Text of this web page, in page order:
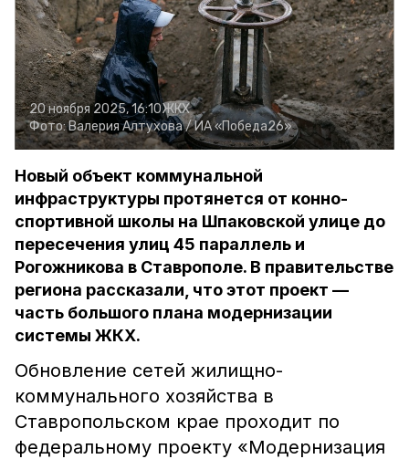
20 ноября 2025, 16:10ЖКХ
Фото:Валерия Алтухова /ИА «Победа26»
Новый объект коммунальной
инфраструктуры протянется от конно-
спортивной школы на Шпаковской улице до
пересечения улиц 45 параллель и
Рогожникова в Ставрополе. В правительстве
региона рассказали, что этот проект —
часть большого плана модернизации
системы ЖКХ.
Обновление сетей жилищно-
коммунального хозяйства в
Ставропольском крае проходит по
федеральному проекту «Модернизация